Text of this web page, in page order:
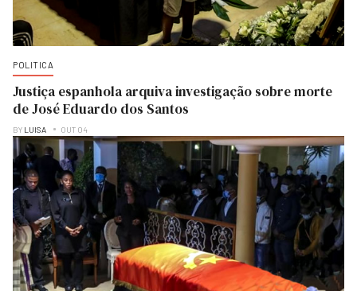
POLITICA
Justiça espanhola arquiva investigação sobre morte
de José Eduardo dos Santos
BY LUISA OUT 04